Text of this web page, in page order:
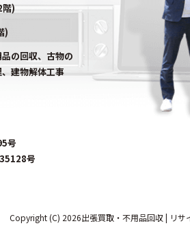
)
)
の回収、古物の
建物解体工事
号
号
Copyright (C) 2026出張買取・不用品回収 | リサ